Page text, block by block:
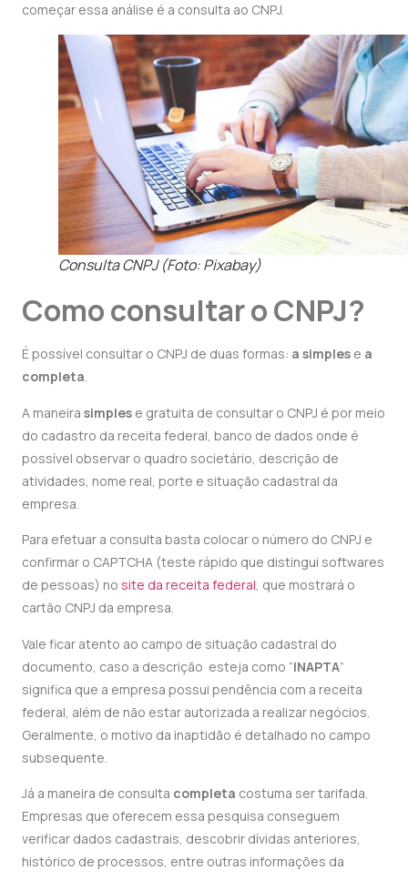
começar essa análise é a consulta ao CNPJ.
Consulta CNPJ (Foto: Pixabay)
Como consultar o CNPJ?
É possível consultar o CNPJ de duas formas: a simples e a
completa.
A maneira simples e gratuita de consultar o CNPJ é por meio
do cadastro da receita federal, banco de dados onde é
possível observar o quadro societário, descrição de
atividades, nome real, porte e situação cadastral da
empresa.
Para efetuar a consulta basta colocar o número do CNPJ e
confirmar o CAPTCHA (teste rápido que distingui softwares
de pessoas) no site da receita federal, que mostrará o
cartão CNPJ da empresa.
Vale ficar atento ao campo de situação cadastral do
documento, caso a descrição esteja como “INAPTA”
significa que a empresa possui pendência com a receita
federal, além de não estar autorizada a realizar negócios.
Geralmente, o motivo da inaptidão é detalhado no campo
subsequente.
Já a maneira de consulta completa costuma ser tarifada.
Empresas que oferecem essa pesquisa conseguem
verificar dados cadastrais, descobrir dívidas anteriores,
histórico de processos, entre outras informações da